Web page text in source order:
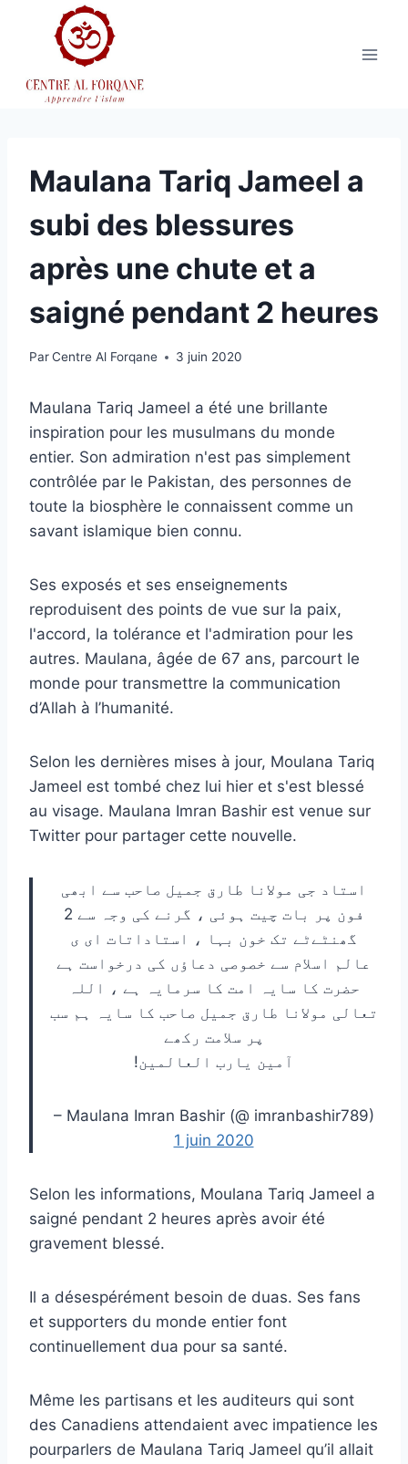
Maulana Tariq Jameel a
subi des blessures
après une chute et a
saigné pendant 2 heures
ParCentre Al Forqane 3 juin 2020
Maulana Tariq Jameel a été une brillante
inspiration pour les musulmans du monde
entier. Son admiration n'est pas simplement
contrôlée par le Pakistan, des personnes de
toute la biosphère le connaissent comme un
savant islamique bien connu.
Ses exposés et ses enseignements
reproduisent des points de vue sur la paix,
l'accord, la tolérance et l'admiration pour les
autres. Maulana, âgée de 67 ans, parcourt le
monde pour transmettre la communication
d’Allah à l’humanité.
Selon les dernières mises à jour, Moulana Tariq
Jameel est tombé chez lui hier et s'est blessé
au visage. Maulana Imran Bashir est venue sur
Twitter pour partager cette nouvelle.
استاد جی مولانا طارق جمیل صاحب سے ابھی
فون پر بات چیت ہوئی ، گرنے کی وجہ سے 2
گھنٹےٹے تک خون بہا ، استاداتات ای ی
عالم اسلام سے خصوصی دعاؤں کی درخواست ہے
حضرت کا سایہ امت کا سرمایہ ہے ، اللہ
تعالی مولانا طارق جمیل صاحب کا سایہ ہم سب
پر سلامت رکھے
آمین یارب العالمین!
– Maulana Imran Bashir (@ imranbashir789)
1 juin 2020
Selon les informations, Moulana Tariq Jameel a
saigné pendant 2 heures après avoir été
gravement blessé.
Il a désespérément besoin de duas. Ses fans
et supporters du monde entier font
continuellement dua pour sa santé.
Même les partisans et les auditeurs qui sont
des Canadiens attendaient avec impatience les
pourparlers de Maulana Tariq Jameel qu’il allait